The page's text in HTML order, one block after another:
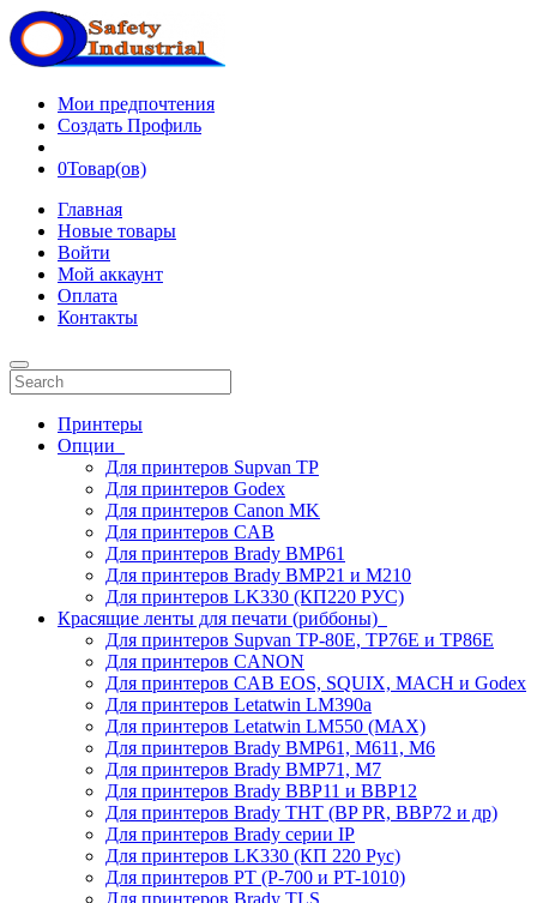
Мои предпочтения
Создать Профиль
0Товар(ов)
Главная
Новые товары
Войти
Мой аккаунт
Оплата
Контакты
Принтеры
Опции
Для принтеров Supvan TP
Для принтеров Godex
Для принтеров Canon MK
Для принтеров CAB
Для принтеров Brady BMP61
Для принтеров Brady BMP21 и M210
Для принтеров LK330 (КП220 РУС)
Красящие ленты для печати (риббоны)
Для принтеров Supvan TP-80E, TP76E и TP86E
Для принтеров CANON
Для принтеров CAB EOS, SQUIX, MACH и Godex
Для принтеров Letatwin LM390a
Для принтеров Letatwin LM550 (MAX)
Для принтеров Brady BMP61, M611, M6
Для принтеров Brady BMP71, M7
Для принтеров Brady BBP11 и BBP12
Для принтеров Brady THT (BP PR, BBP72 и др)
Для принтеров Brady серии IP
Для принтеров LK330 (КП 220 Рус)
Для принтеров PT (P-700 и PT-1010)
Для принтеров Brady TLS